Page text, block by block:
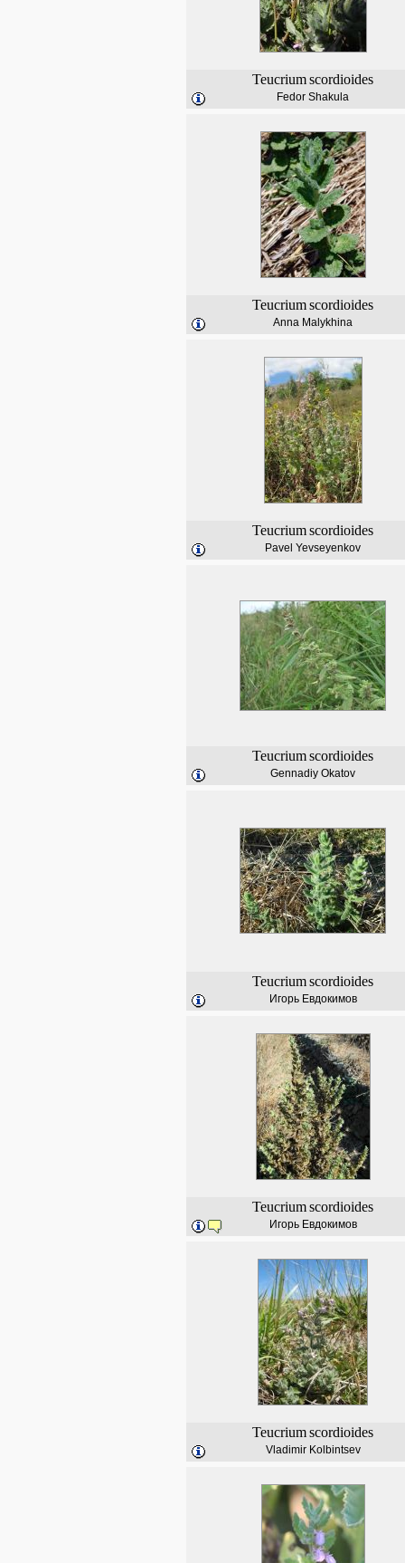
Teucriumscordioides
Fedor Shakula
Teucriumscordioides
Anna Malykhina
Teucriumscordioides
Pavel Yevseyenkov
Teucriumscordioides
Gennadiy Okatov
Teucriumscordioides
Игорь Евдокимов
Teucriumscordioides
Игорь Евдокимов
Teucriumscordioides
Vladimir Kolbintsev